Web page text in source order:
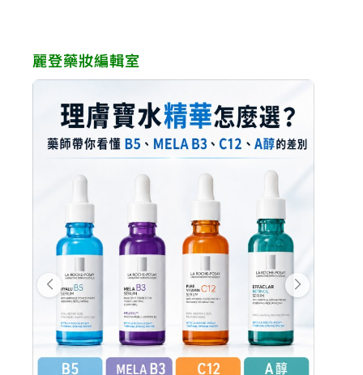
麗登藥妝編輯室